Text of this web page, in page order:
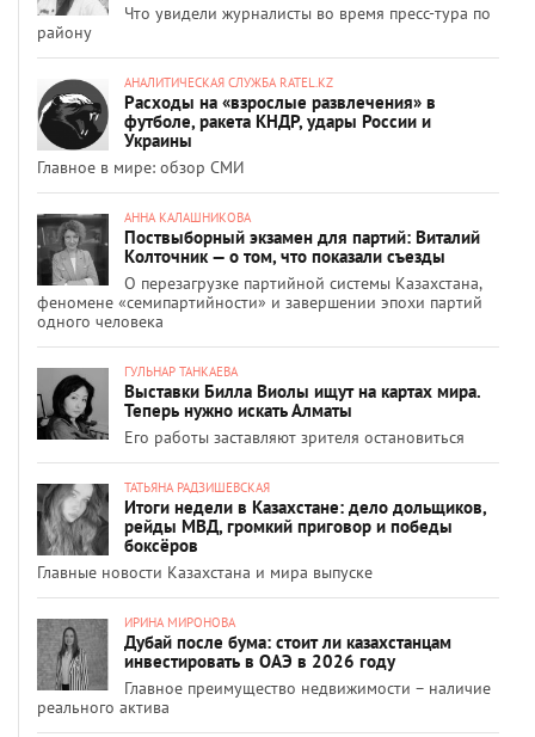
Что увидели журналисты во время пресс-тура по
району
АНАЛИТИЧЕСКАЯ СЛУЖБА RATEL.KZ
Расходы на «взрослые развлечения» в
футболе, ракета КНДР, удары России и
Украины
Главное в мире: обзор СМИ
АННА КАЛАШНИКОВА
Поствыборный экзамен для партий: Виталий
Колточник — о том, что показали съезды
О перезагрузке партийной системы Казахстана,
феномене «семипартийности» и завершении эпохи партий
одного человека
ГУЛЬНАР ТАНКАЕВА
Выставки Билла Виолы ищут на картах мира.
Теперь нужно искать Алматы
Его работы заставляют зрителя остановиться
ТАТЬЯНА РАДЗИШЕВСКАЯ
Итоги недели в Казахстане: дело дольщиков,
рейды МВД, громкий приговор и победы
боксёров
Главные новости Казахстана и мира выпуске
ИРИНА МИРОНОВА
Дубай после бума: стоит ли казахстанцам
инвестировать в ОАЭ в 2026 году
Главное преимущество недвижимости – наличие
реального актива